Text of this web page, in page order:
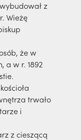
z
Wieżę
że w
a w r. 1892
trwało
i
z cieszącą